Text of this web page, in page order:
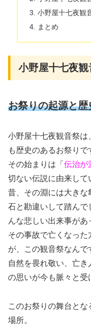
小野屋十七夜観
まとめ
小野屋十七夜
お祭りの起源と歴
小野屋十七夜観音祭は
も歴史のあるお祭りで
その始まりは「 伝治が
切ない伝説に由来して
昔、その淵には大き
石と勘違いして踏ん
んな悲しい出来事があ
その事故で亡くなっ
が、この観音祭なんで
自然を畏れ敬い、亡
の思いが今も脈々と受
このお祭りの舞台と
場所。